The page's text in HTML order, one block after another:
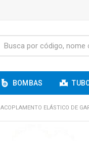
BOMBAS
ACOPLAMENTO ELÁSTICO DE